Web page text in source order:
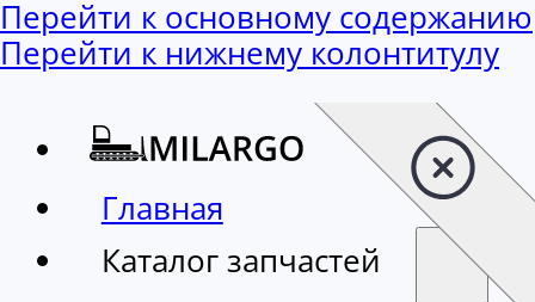
Перейти к основному содержанию
Перейти к нижнему колонтитулу
Главная
Каталог запчастей